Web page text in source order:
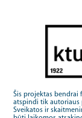
Šis projektas bendrai
atspindi tik autoriaus
Sveikatos ir